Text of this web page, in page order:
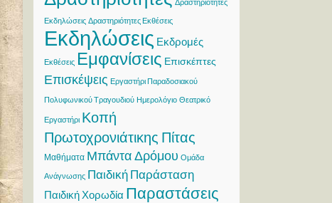
Εκδηλώσεις Δραστηριότητες Εκθέσεις
Εκδηλώσεις Εκδρομές
Εκθέσεις Εμφανίσεις Επισκέπτες
Επισκέψεις Εργαστήρι Παραδοσιακού
Πολυφωνικού Τραγουδιού Ημερολόγιο Θεατρικό
Εργαστήρι Κοπή
Πρωτοχρονιάτικης Πίτας
Μαθήματα Μπάντα Δρόμου Ομάδα
Ανάγνωσης Παιδική Παράσταση
Παιδική Χορωδία Παραστάσεις